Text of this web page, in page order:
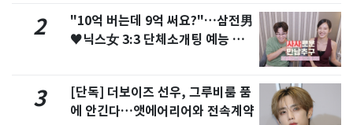
2
"10억 버는데 9억 써요?"…삼전男
♥닉스女 3:3 단체소개팅 예능 화
3
[단독] 더보이즈 선우, 그루비룸 품
에 안긴다…앳에어리어와 전속계약